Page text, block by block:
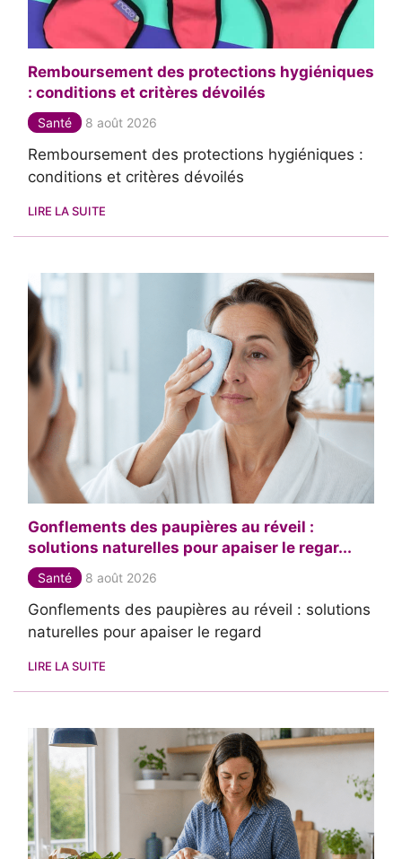
Remboursement des protections hygiéniques
: conditions et critères dévoilés
Santé 8 août 2026
Remboursement des protections hygiéniques :
conditions et critères dévoilés
LIRE LA SUITE
Gonflements des paupières au réveil :
solutions naturelles pour apaiser le regar...
Santé 8 août 2026
Gonflements des paupières au réveil : solutions
naturelles pour apaiser le regard
LIRE LA SUITE